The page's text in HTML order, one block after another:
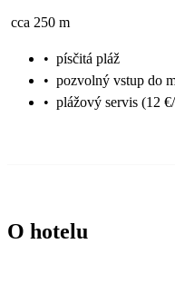
cca 250 m
• písčitá pláž
• pozvolný vstup do
• plážový servis (12
O hotelu